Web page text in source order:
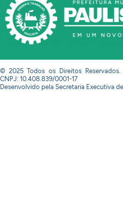
© 2025 Todos os Direitos
CNPJ: 10.408.839/0001-17
Desenvolvido pela Secretaria Executiva